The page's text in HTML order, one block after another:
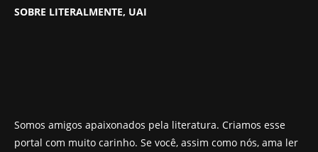
SOBRE LITERALMENTE, UAI
Somos amigos apaixonados pela literatura. Criamos esse
portal com muito carinho. Se você, assim como nós, ama ler